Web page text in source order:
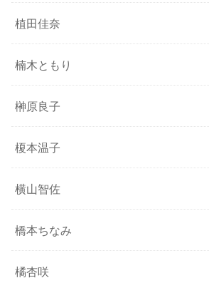
植田佳奈
楠木ともり
榊原良子
榎本温子
横山智佐
橋本ちなみ
橘杏咲